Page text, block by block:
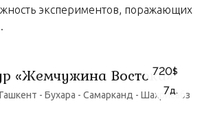
экспериментов, поражающих
«Жемчужина Востока»
- Бухара - Самарканд - Шахрисабз
720$
7д.